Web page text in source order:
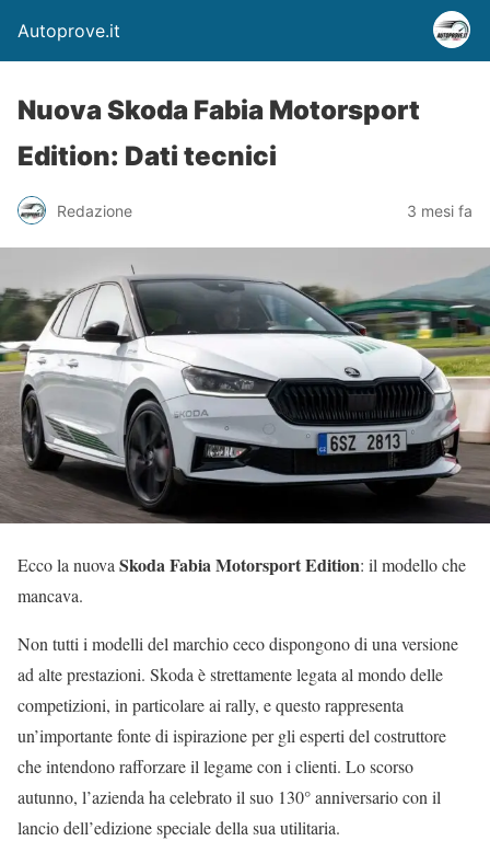
Autoprove.it
Nuova Skoda Fabia Motorsport
Edition: Dati tecnici
Redazione 3 mesi fa
Ecco la nuovaSkoda Fabia Motorsport Edition: il modello che
mancava.
Non tutti i modelli del marchio ceco dispongono di una versione
ad alte prestazioni. Skoda è strettamente legata al mondo delle
competizioni, in particolare ai rally, e questo rappresenta
un’importante fonte di ispirazione per gli esperti del costruttore
che intendono rafforzare il legame con i clienti. Lo scorso
autunno, l’azienda ha celebrato il suo 130° anniversario con il
lancio dell’edizione speciale della sua utilitaria.